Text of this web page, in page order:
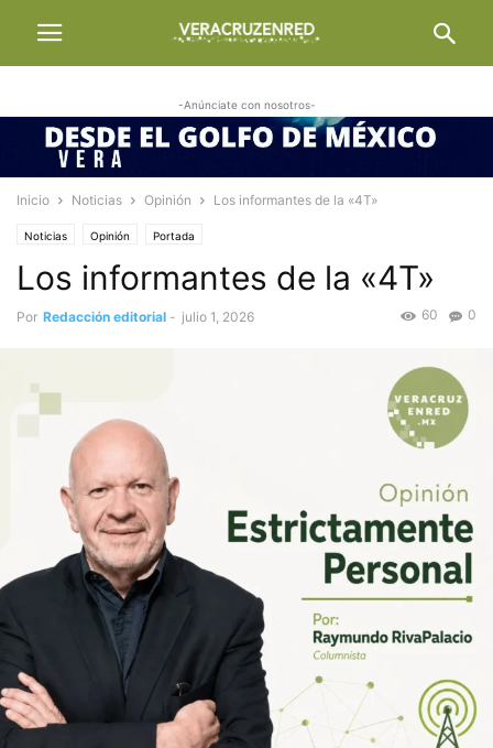
-Anúnciate con nosotros-
Inicio Noticias Opinión Los informantes de la «4T»
Noticias Opinión Portada
Los informantes de la «4T»
Por Redacción editorial - julio 1, 2026 0
60